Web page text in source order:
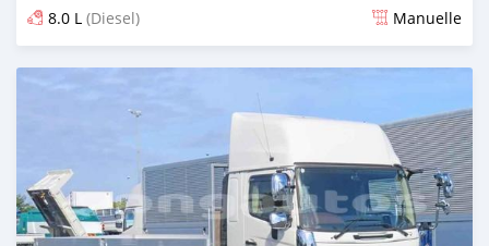
8.0 L (Diesel) Manuelle
Publié il y a 2 mois